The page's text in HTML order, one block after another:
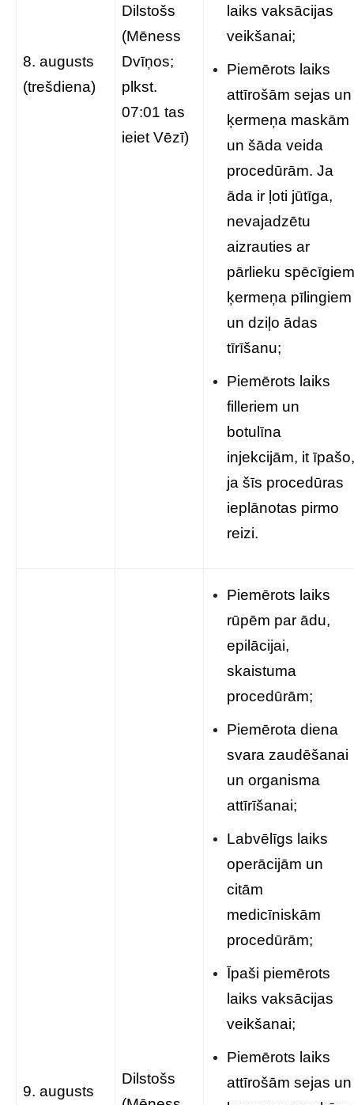
8. augusts
(trešdiena)
Dilstošs
(Mēness
Dvīņos;
plkst.
07:01 tas
ieiet Vēzī)
laiks vaksācijas
veikšanai;
Piemērots laiks
attīrošām sejas un
ķermeņa maskām
un šāda veida
procedūrām. Ja
āda ir ļoti jūtīga,
nevajadzētu
aizrauties ar
pārlieku spēcīgiem
ķermeņa pīlingiem
un dziļo ādas
tīrīšanu;
Piemērots laiks
filleriem un
botulīna
injekcijām, it īpašo,
ja šīs procedūras
ieplānotas pirmo
reizi.
9. augusts
Dilstošs
Piemērots laiks
rūpēm par ādu,
epilācijai,
skaistuma
procedūrām;
Piemērota diena
svara zaudēšanai
un organisma
attīrīšanai;
Labvēlīgs laiks
operācijām un
citām
medicīniskām
procedūrām;
Īpaši piemērots
laiks vaksācijas
veikšanai;
Piemērots laiks
attīrošām sejas un